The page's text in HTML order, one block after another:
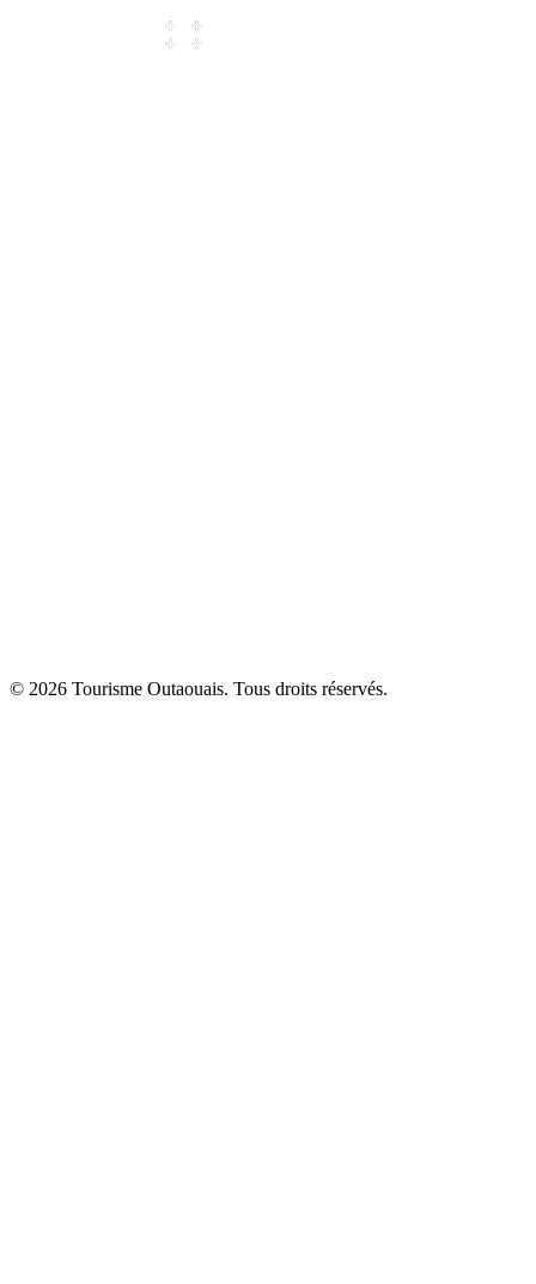
© 2026 Tourisme Outaouais. Tous droits réservés.